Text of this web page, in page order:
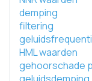
demping
filtering
HML waarden
gehoorschade